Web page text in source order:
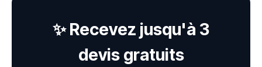
✨ Recevez jusqu'à 3
devis gratuits